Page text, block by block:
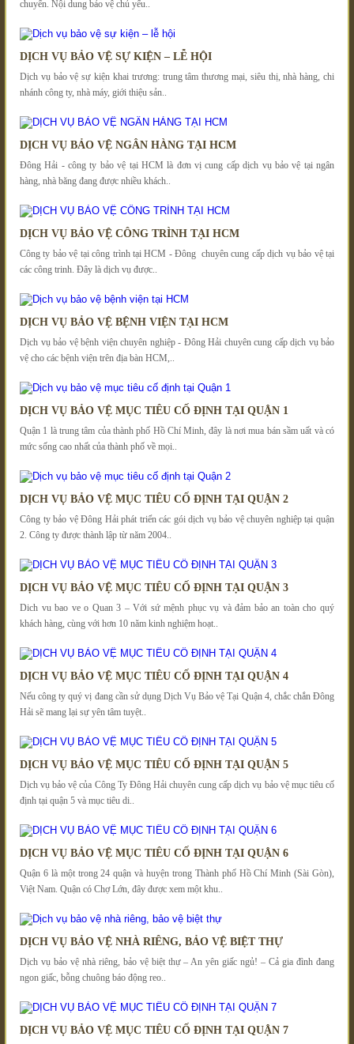
chuyển. Nội dung bảo vệ chủ yếu..
DỊCH VỤ BẢO VỆ SỰ KIỆN – LỄ HỘI
Dịch vụ bảo vệ sự kiện khai trương: trung tâm thương mại, siêu thị, nhà hàng, chi
nhánh công ty, nhà máy, giới thiệu sản..
DỊCH VỤ BẢO VỆ NGÂN HÀNG TẠI HCM
Đông Hải - công ty bảo vệ tại HCM là đơn vị cung cấp dịch vụ bảo vệ tại ngân
hàng, nhà băng đang được nhiều khách..
DỊCH VỤ BẢO VỆ CÔNG TRÌNH TẠI HCM
Công ty bảo vệ tại công trình tại HCM - Đông chuyên cung cấp dịch vụ bảo vệ tại
các công trinh. Đây là dịch vụ được..
DỊCH VỤ BẢO VỆ BỆNH VIỆN TẠI HCM
Dịch vụ bảo vệ bệnh viện chuyên nghiệp - Đông Hải chuyên cung cấp dịch vụ bảo
vệ cho các bệnh viện trên địa bàn HCM,..
DỊCH VỤ BẢO VỆ MỤC TIÊU CỐ ĐỊNH TẠI QUẬN 1
Quận 1 là trung tâm của thành phố Hồ Chí Minh, đây là nơi mua bán sầm uất và có
mức sống cao nhất của thành phố về mọi..
DỊCH VỤ BẢO VỆ MỤC TIÊU CỐ ĐỊNH TẠI QUẬN 2
Công ty bảo vệ Đông Hải phát triển các gói dịch vụ bảo vệ chuyên nghiệp tại quận
2. Công ty được thành lập từ năm 2004..
DỊCH VỤ BẢO VỆ MỤC TIÊU CỐ ĐỊNH TẠI QUẬN 3
Dich vu bao ve o Quan 3 – Với sứ mệnh phục vụ và đảm bảo an toàn cho quý
khách hàng, cùng với hơn 10 năm kinh nghiệm hoạt..
DỊCH VỤ BẢO VỆ MỤC TIÊU CỐ ĐỊNH TẠI QUẬN 4
Nếu công ty quý vị đang cần sử dụng Dịch Vụ Bảo vệ Tại Quận 4, chắc chắn Đông
Hải sẽ mang lại sự yên tâm tuyệt..
DỊCH VỤ BẢO VỆ MỤC TIÊU CỐ ĐỊNH TẠI QUẬN 5
Dịch vụ bảo vệ của Công Ty Đông Hải chuyên cung cấp dịch vụ bảo vệ mục tiêu cố
định tại quận 5 và mục tiêu di..
DỊCH VỤ BẢO VỆ MỤC TIÊU CỐ ĐỊNH TẠI QUẬN 6
Quận 6 là một trong 24 quận và huyện trong Thành phố Hồ Chí Minh (Sài Gòn),
Việt Nam. Quận có Chợ Lớn, đây được xem một khu..
DỊCH VỤ BẢO VỆ NHÀ RIÊNG, BẢO VỆ BIỆT THỰ
Dịch vụ bảo vệ nhà riêng, bảo vệ biệt thự – An yên giấc ngủ! – Cả gia đình đang
ngon giấc, bỗng chuông báo động reo..
DỊCH VỤ BẢO VỆ MỤC TIÊU CỐ ĐỊNH TẠI QUẬN 7